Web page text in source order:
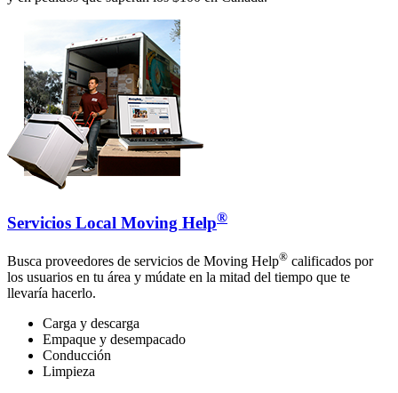
Servicios Local Moving Help®
Busca proveedores de servicios de Moving Help® calificados por
los usuarios en tu área y múdate en la mitad del tiempo que te
llevaría hacerlo.
Carga y descarga
Empaque y desempacado
Conducción
Limpieza